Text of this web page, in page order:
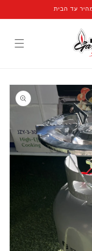
עד הבית